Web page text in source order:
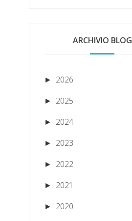
ARCHIVIO BLOG
► 2026
► 2025
► 2024
► 2023
► 2022
► 2021
► 2020